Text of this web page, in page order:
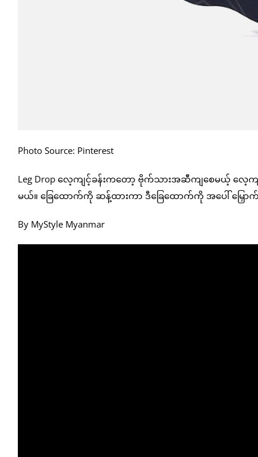
Photo Source: Pinterest
Leg Drop လေ့ကျင့်ခန်းကတော့ ဗိုက်သားအဆီကျစေမယ့် လေ့က
မယ်။ ခြေထောက်ကို ဆန့်ထားကာ ဒီခြေထောက်ကို အပေါ် မြှော
By MyStyle Myanmar